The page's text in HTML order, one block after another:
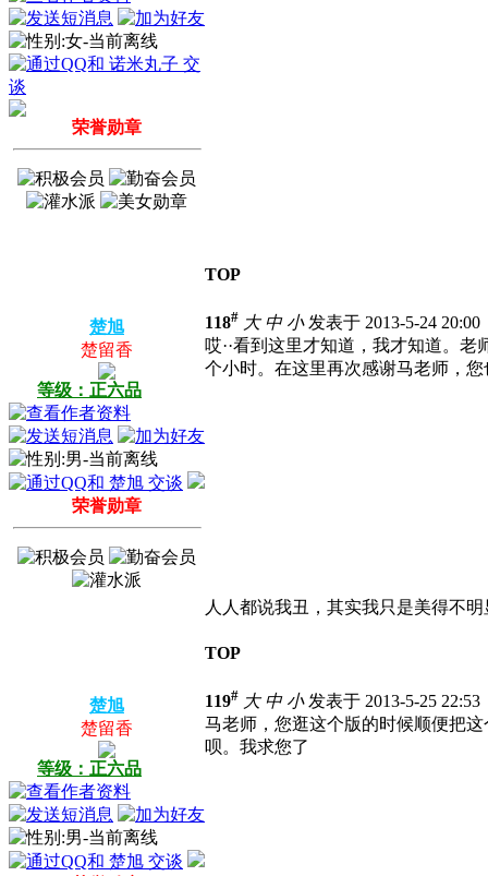
荣誉勋章
TOP
楚旭
楚留香
等级：正六品
荣誉勋章
118# 大 中 小发表于 2013-5-24 20:00
哎··看到这里才知道，我才知道。
个小时。在这里再次感谢马老师，
人人都说我丑，其实我只是美得不明
TOP
楚旭
楚留香
等级：正六品
119# 大 中 小发表于 2013-5-25 22:53
马老师，您逛这个版的时候顺便把
呗。我求您了